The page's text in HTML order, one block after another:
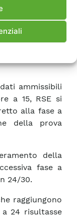
Ai candidati
scritta potrà
a RSE un
il loro
della
ammissibili
a 15, RSE si
alla fase a
della prova
della
fase a
24/30.
raggiungono
24 risultasse